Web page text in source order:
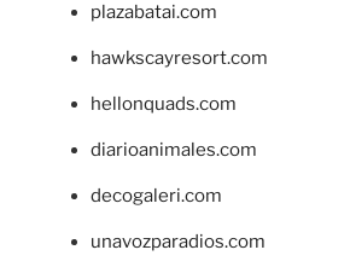
plazabatai.com
hawkscayresort.com
hellonquads.com
diarioanimales.com
decogaleri.com
unavozparadios.com